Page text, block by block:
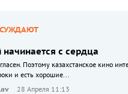
с сердца
Поэтому казахстанское кино
и есть хорошие...
28 Апреля 11:13